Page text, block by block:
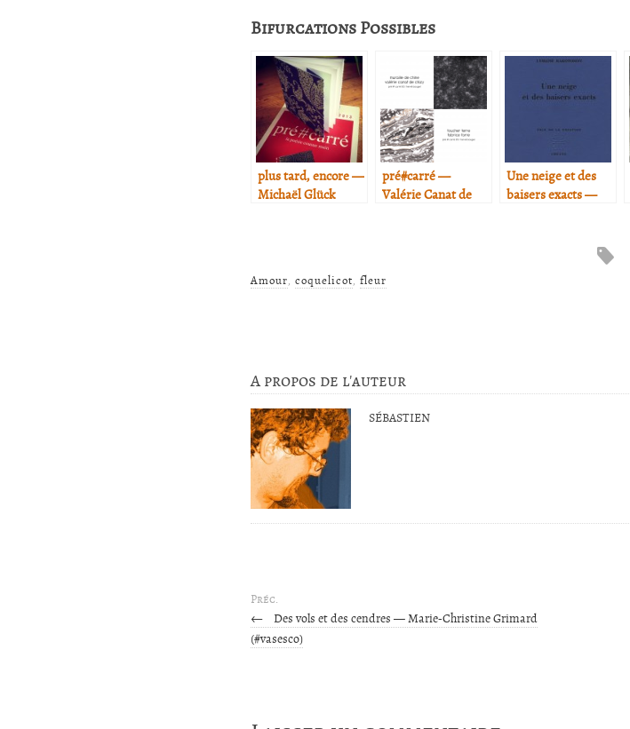
Bifurcations Possibles
plus tard, encore —
Michaël Glück
pré#carré —
Valérie Canat de
Une neige et des
baisers exacts —
Amour, coquelicot, fleur
A propos de l'auteur
SÉBASTIEN
Préc.
←
Des vols et des cendres — Marie-Christine Grimard
(#vasesco)